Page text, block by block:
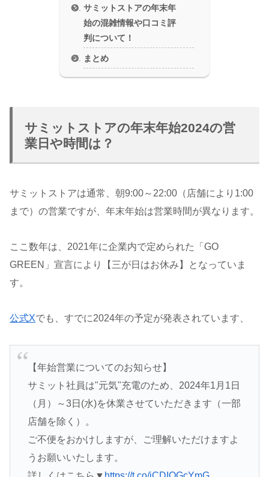
サミットストアの年末年
始の混雑情報や口コミ評
判について！
まとめ
サミットストアの年末年始2024の営
業日や時間は？
サミットストアは通常、朝9:00～22:00（店舗により1:00
まで）の営業ですが、年末年始は営業時間が異なります。
ここ数年は、2021年に企業内で定められた「GO
GREEN」宣言により【三が日はお休み】となっていま
す。
公式Xでも、すでに2024年の予定が発表されています、
【年始営業についてのお知らせ】
サミット社員は"元気"充電のため、2024年1月1日
（月）～3日(水)を休業させていただきます（一部
店舗を除く）。
ご不便をおかけしますが、ご理解いただけますよ
うお願いいたします。